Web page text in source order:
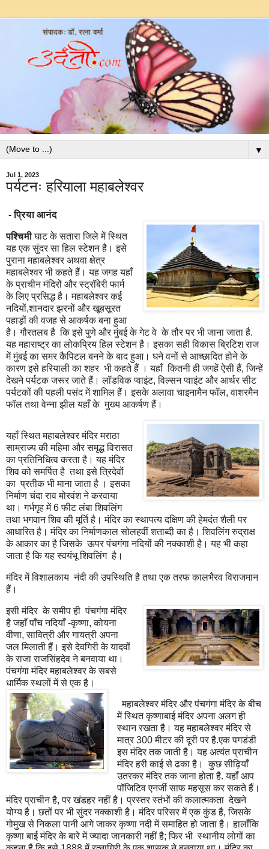
▼
Jul 1, 2023
पर्यटनः हरियाला महाबलेश्वर
- प्रिया आनंद
पश्चिमीघाट के सतारा जिले में स्थित
यह एक सुंदर सा हिल स्टेशन है। इसे
पुराना महाबलेश्वर अथवा क्षेत्र
महाबलेश्वर भी कहते हैं। यह जगह यहाँ
के प्राचीन मंदिरों और स्ट्रॉबेरी फार्म
के लिए प्रसिद्ध है। महाबलेश्वर कई
नदियों,शानदार झरनों और खूबसूरत
पहाड़ों की वजह से आकर्षक बना हुआ
है। गौरतलब है कि इसे पुणे और मुंबई के गेट वे के तौर पर भी जाना जाता है.
यह महाराष्ट्र का लोकप्रिय हिल स्टेशन है। इसका सही विकास ब्रिटिश राज
में मुंबई का समर कैपिटल बनने के बाद हुआ। घने वनों से आच्छादित होने के
कारण इसे हरियाली का शहर भी कहते हैं । यहाँ कितनी ही जगहें ऐसी हैं, जिन्हें
देखने पर्यटक जरूर जाते हैं। लॉडविक प्वाइंट, विल्सन प्वाइंट और आर्थर सीट
पर्यटकों की पहली पसंद में शामिल हैं। इसके अलावा चाइनामैन फॉल, वाशरमैन
फॉल तथा वेन्ना झील यहाँ के मुख्य आकर्षण हैं।
यहाँ स्थित महाबलेश्वर मंदिर मराठा
साम्राज्य की महिमा और समृद्ध विरासत
का प्रतिनिधित्व करता है। यह मंदिर
शिव को समर्पित है तथा इसे त्रिदेवों
का प्रतीक भी माना जाता है । इसका
निर्माण चंदा राव मोरवंश ने करवाया
था। गर्भगृह में 6 फीट लंबा शिवलिंग
तथा भगवान शिव की मूर्ति है। मंदिर का स्थापत्य दक्षिण की हेमदंत शैली पर
आधारित है। मंदिर का निर्माणकाल सोलहवीं शताब्दी का है। शिवलिंग रुद्राक्ष
के आकार का है जिसके ऊपर पंचगंगा नदियों की नक्काशी है। यह भी कहा
जाता है कि यह स्वयंभू शिवलिंग है।
मंदिर में विशालकाय नंदी की उपस्थिति है तथा एक तरफ कालभैरव विराजमान
हैं।
इसी मंदिर के समीप ही पंचगंगा मंदिर
है जहाँ पाँच नदियाँ -कृष्णा, कोयना
वीणा, सावित्री और गायत्री अपना
जल मिलाती हैं। इसे देवगिरी के यादवों
के राजा राजसिंहदेव ने बनवाया था।
पंचगंगा मंदिर महाबलेश्वर के सबसे
धार्मिक स्थलों में से एक है।
महाबलेश्वर मंदिर और पंचगंगा मंदिर के बीच
में स्थित कृष्णाबाई मंदिर अपना अलग ही
स्थान रखता है। यह महाबलेश्वर मंदिर से
मात्र 300 मीटर की दूरी पर है.एक पगडंडी
इस मंदिर तक जाती है। यह अत्यंत प्राचीन
मंदिर हरी काई से ढका है। कुछ सीढ़ियाँ
उतरकर मंदिर तक जाना होता है. यहाँ आप
पॉजिटिव एनर्जी साफ महसूस कर सकते हैं।
मंदिर प्राचीन है, पर खंडहर नहीं है। प्रस्तर स्तंभों की कलात्मकता देखने
योग्य है। छतों पर भी सुंदर नक्काशी है। मंदिर परिसर में एक कुंड है, जिसके
गोमुख से निकला पानी आगे जाकर कृष्णा नदी में समाहित हो जाता है। हालाँकि
कृष्णा बाई मंदिर के बारे में ज्यादा जानकारी नहीं है; फिर भी स्थानीय लोगों का